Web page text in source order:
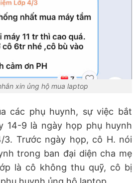
xin ủng hộ mua laptop
các phụ huynh, sự việc bắt
14-9 là ngày họp phụ huynh
3. Trước ngày họp, cô H. nói
trong ban đại diện cha mẹ
là cô không thu quỹ, cô bị